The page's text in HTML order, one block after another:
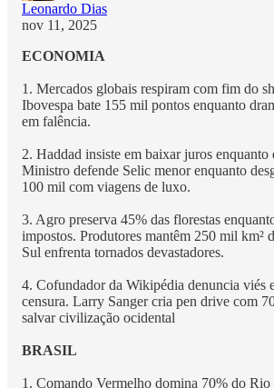
Leonardo Dias
nov 11, 2025
ECONOMIA
1. Mercados globais respiram com fim do
Ibovespa bate 155 mil pontos enquanto
em falência.
2. Haddad insiste em baixar juros
Ministro defende Selic menor enquanto
100 mil com viagens de luxo.
3. Agro preserva 45% das florestas
impostos. Produtores mantêm 250 mil km²
Sul enfrenta tornados devastadores.
4. Cofundador da Wikipédia denuncia viés
censura. Larry Sanger cria pen drive com
salvar civilização ocidental
BRASIL
1. Comando Vermelho domina 70% do Rio